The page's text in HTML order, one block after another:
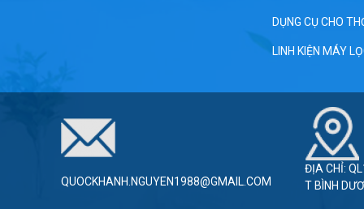
DỤNG CỤ CHO
LINH KIỆN MÁY
QUOCKHANH.NGUYEN1988@GMAIL.COM
ĐỊA CHỈ:
T BÌNH